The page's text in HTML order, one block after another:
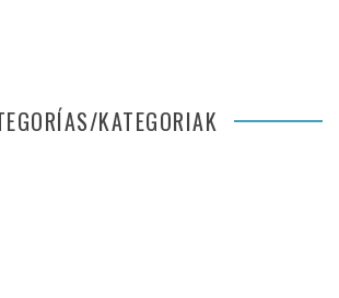
KATEGORIAK